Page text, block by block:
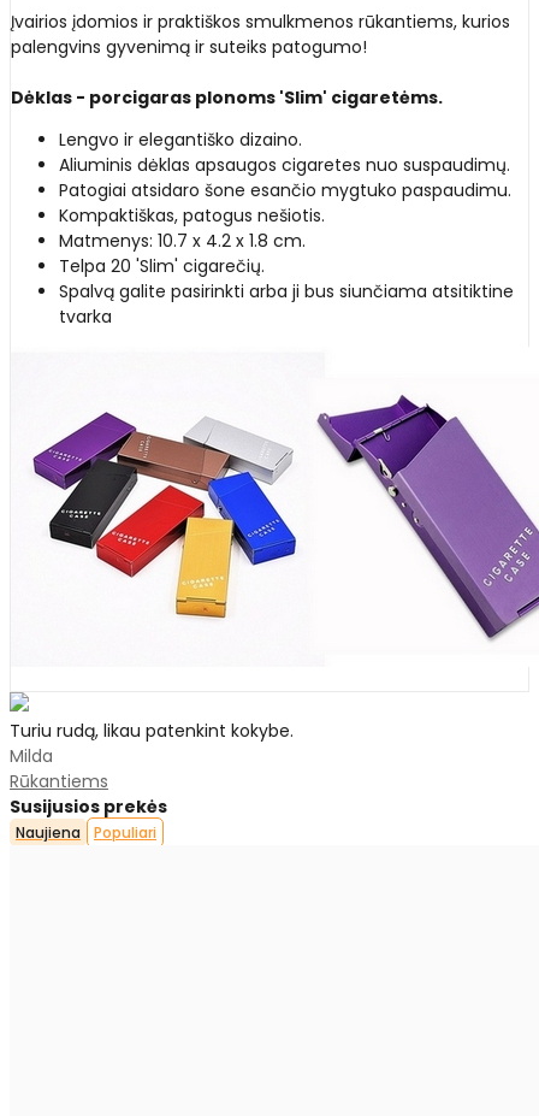
Įvairios įdomios ir praktiškos smulkmenos rūkantiems, kurios
palengvins gyvenimą ir suteiks patogumo!
Dėklas - porcigaras plonoms 'Slim' cigaretėms.
Lengvo ir elegantiško dizaino.
Aliuminis dėklas apsaugos cigaretes nuo suspaudimų.
Patogiai atsidaro šone esančio mygtuko paspaudimu.
Kompaktiškas, patogus nešiotis.
Matmenys: 10.7 x 4.2 x 1.8 cm.
Telpa 20 'Slim' cigarečių.
Spalvą galite pasirinkti arba ji bus siunčiama atsitiktine
tvarka
Turiu rudą, likau patenkint kokybe.
Milda
Rūkantiems
Susijusios prekės
Naujiena Populiari